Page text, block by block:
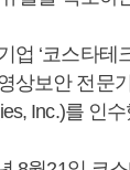
‘코스타테
상보안 전문
Inc.)를 인